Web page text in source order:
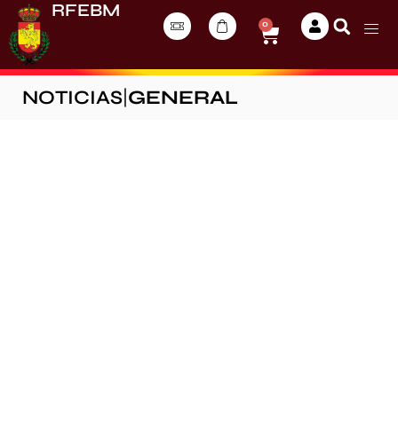
RFEBM
0
NOTICIAS GENERAL